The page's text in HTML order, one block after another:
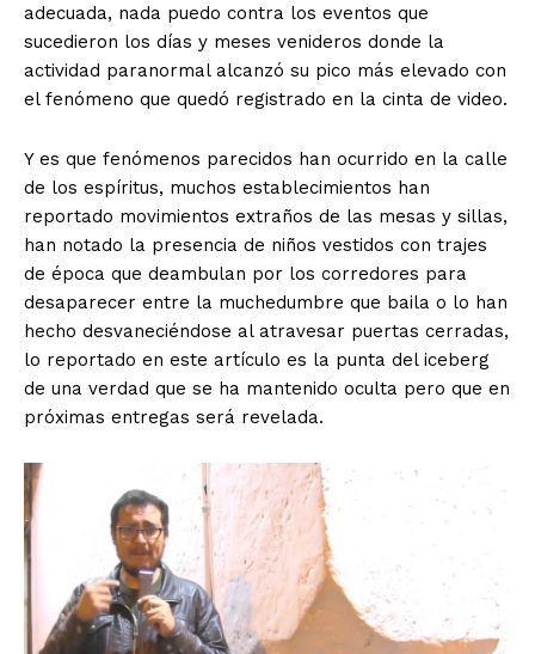
adecuada, nada puedo contra los eventos que
sucedieron los días y meses venideros donde la
actividad paranormal alcanzó su pico más elevado con
el fenómeno que quedó registrado en la cinta de video.
Y es que fenómenos parecidos han ocurrido en la calle
de los espíritus, muchos establecimientos han
reportado movimientos extraños de las mesas y sillas,
han notado la presencia de niños vestidos con trajes
de época que deambulan por los corredores para
desaparecer entre la muchedumbre que baila o lo han
hecho desvaneciéndose al atravesar puertas cerradas,
lo reportado en este artículo es la punta del iceberg
de una verdad que se ha mantenido oculta pero que en
próximas entregas será revelada.